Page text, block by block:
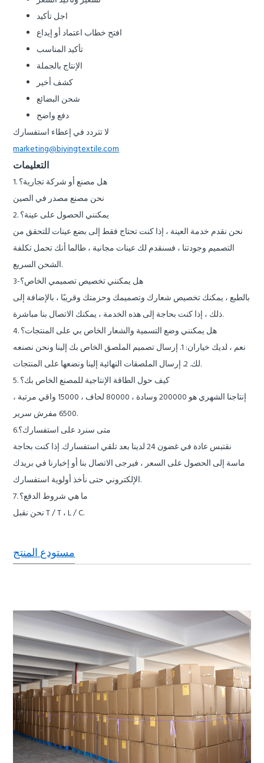
اجل تأكيد
افتح خطاب اعتماد أو إيداع
تأكيد المناسب
الإنتاج بالجملة
كشف أخير
شحن البضائع
دفع واضح
لا تتردد في إعطاء استفسارك
marketing@biyingtextile.com
التعليمات
1. هل مصنع أو شركة تجارية؟
نحن مصنع مصدر في الصين
2. يمكنني الحصول على عينة؟
نحن نقدم خدمة العينة ، إذا كنت تحتاج فقط إلى بضع عينات للتحقق من
التصميم وجودتنا ، فسنقدم لك عينات مجانية ، طالما أنك تحمل تكلفة
الشحن السريع.
3-هل يمكنني تخصيص تصميمي الخاص؟
بالطبع ، يمكنك تخصيص شعارك وتصميمك وحزمتك وقريبًا ، بالإضافة إلى
ذلك ، إذا كنت بحاجة إلى هذه الخدمة ، يمكنك الاتصال بنا مباشرة.
4. هل يمكنني وضع التسمية والشعار الخاص بي على المنتجات؟
نعم ، لديك خياران: 1. إرسال تصميم الملصق الخاص بك إلينا ونحن نصنعه
لك. 2. إرسال الملصقات النهائية إلينا ونضعها على المنتجات.
5. كيف حول الطاقة الإنتاجية للمصنع الخاص بك؟
إنتاجنا الشهري هو 200000 وسادة ، 80000 لحاف ، 15000 واقي مرتبة ،
6500 مفرش سرير.
6.متى سنرد على استفسارك؟
نقتبس عادة في غضون 24 لدينا بعد تلقي استفسارك. إذا كنت بحاجة
ماسة إلى الحصول على السعر ، فيرجى الاتصال بنا أو إخبارنا في بريدك
الإلكتروني حتى نأخذ أولوية استفسارك.
7. ما هي شروط الدفع؟
نحن نقبل T / T ، L / C.
مستودع المنتج